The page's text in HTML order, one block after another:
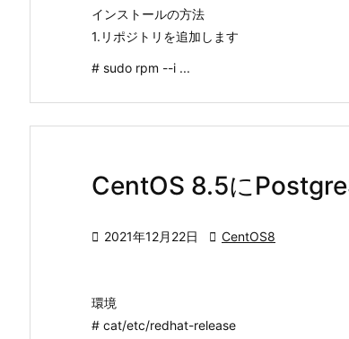
インストールの方法
1.リポジトリを追加します
# sudo rpm --i ...
CentOS 8.5に
 2021年12月22日  CentOS8
環境
# cat/etc/redhat-release